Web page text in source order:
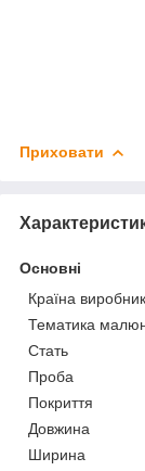
Приховати
Основні
Країна виробник
Тематика
Стать
Проба
Покриття
Довжина
Ширина